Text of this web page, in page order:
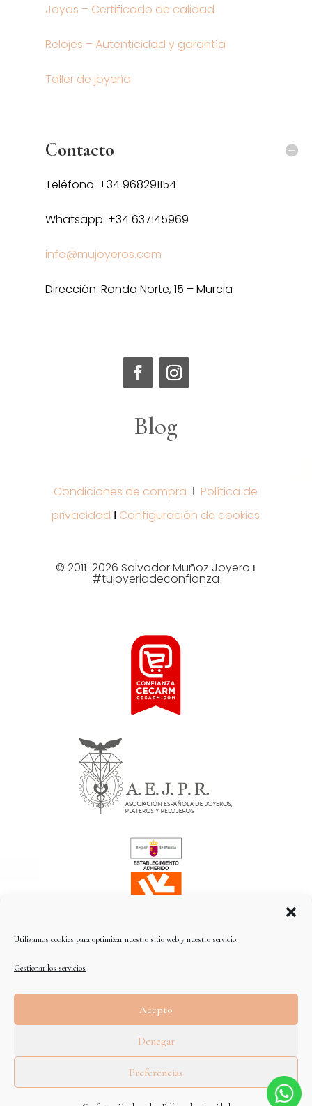
Utilizamos cookies para optimizar nuestro sitio web y nuestro servicio.
Gestionar los servicios
Acepto
Denegar
Preferencias
Joyas – Certificado de calidad
Relojes – Autenticidad y garantía
Taller de joyería
Contacto
Teléfono: +34 968291154
Whatsapp: +34 637145969
info@mujoyeros.com
Dirección: Ronda Norte, 15 – Murcia
Blog
Condiciones de compra Ι Política de
privacidad Ι Configuración de cookies
© 2011-2026 Salvador Muñoz Joyero ι
#tujoyeriadeconfianza